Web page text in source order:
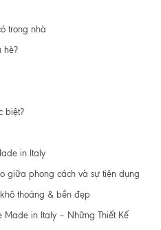
trong nhà
hè?
biệt?
in Italy
giữa phong cách và sự tiện dụng
thoáng & bền đẹp
Made in Italy – Những Thiết Kế